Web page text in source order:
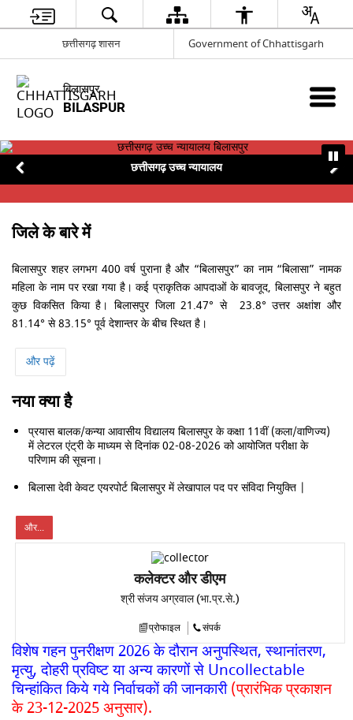
छत्तीसगढ़ शासन Government of Chhattisgarh
बिलासपुर
BILASPUR
छत्तीसगढ़ उच्च न्यायालय
जिले के बारे में
बिलासपुर शहर लगभग 400 वर्ष पुराना है और “बिलासपुर” का नाम “बिलासा” नामक
महिला के नाम पर रखा गया है। कई प्राकृतिक आपदाओं के बावजूद, बिलासपुर ने बहुत
कुछ विकसित किया है। बिलासपुर जिला 21.47° से 23.8° उत्तर अक्षांश और
81.14° से 83.15° पूर्व देशान्तर के बीच स्थित है।
और पढ़ें
नया क्या है
प्रयास बालक/कन्या आवासीय विद्यालय बिलासपुर के कक्षा 11वीं (कला/वाणिज्य)
में लेटरल एंट्री के माध्यम से दिनांक 02-08-2026 को आयोजित परीक्षा के
परिणाम की सूचना।
बिलासा देवी केवट एयरपोर्ट बिलासपुर में लेखापाल पद पर संविदा नियुक्ति |
और...
कलेक्टर और डीएम
श्री संजय अग्रवाल (भा.प्र.से.)
प्रोफाइल संपर्क
विशेष गहन पुनरीक्षण 2026 के दौरान अनुपस्थित, स्थानांतरण,
मृत्यु, दोहरी प्रविष्ट या अन्य कारणों से Uncollectable
चिन्हांकित किये गये निर्वाचकों की जानकारी(प्रारंभिक प्रकाशन
के 23-12-2025 अनुसार).